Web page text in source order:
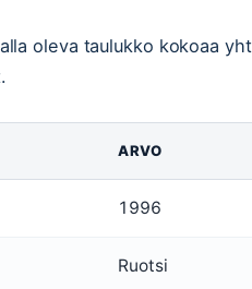
oleva taulukko kokoaa
ARVO
1996
Ruotsi